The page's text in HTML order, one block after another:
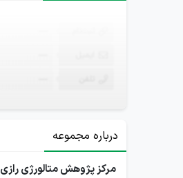
درباره مجموعه
مرکز پژوهش متالورژی رازی